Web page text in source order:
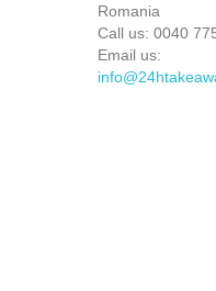
Romania
Call us: 0040
Email us: